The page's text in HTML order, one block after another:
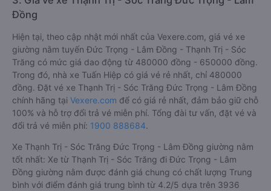
Đồng
Hiện tại, theo cập nhật mới nhất của Vexere.com, giá vé xe
giường nằm tuyến Đức Trọng - Lâm Đồng - Thạnh Trị - Sóc
Trăng có mức giá dao động từ 480000 đồng - 650000 đồng.
Trong đó, nhà xe Tuấn Hiệp có giá vé rẻ nhất, chỉ 480000
đồng. Đặt vé xe Thạnh Trị - Sóc Trăng Đức Trọng - Lâm Đồng
chính hãng tại Vexere.com để có giá rẻ nhất, đảm bảo giữ chỗ
100% và hỗ trợ đổi trả vé miễn phí. Tổng đài tư vấn, đặt vé và
đổi trả vé miễn phí: 1900 888684.
Xe Thạnh Trị - Sóc Trăng Đức Trọng - Lâm Đồng giường nằm
tốt nhất: Xe từ Thạnh Trị - Sóc Trăng đi Đức Trọng - Lâm
Đồng giường nằm được đánh giá chung có chất lượng Trung
bình với điểm đánh giá trung bình từ 4.2/5 dựa trên 3936